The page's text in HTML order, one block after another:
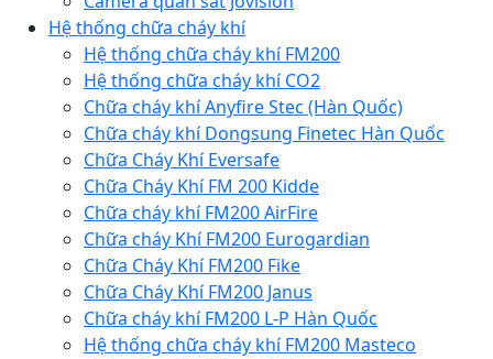
Hệ thống chữa cháy khí
Hệ thống chữa cháy khí FM200
Hệ thống chữa cháy khí CO2
Chữa cháy khí Anyfire Stec (Hàn Quốc)
Chữa cháy khí Dongsung Finetec Hàn Quốc
Chữa Cháy Khí Eversafe
Chữa Cháy Khí FM 200 Kidde
Chữa cháy khí FM200 AirFire
Chữa cháy Khí FM200 Eurogardian
Chữa Cháy Khí FM200 Fike
Chữa Cháy Khí FM200 Janus
Chữa cháy khí FM200 L-P Hàn Quốc
Hệ thống chữa cháy khí FM200 Masteco